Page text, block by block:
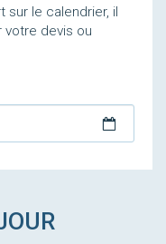
le calendrier, il
votre devis ou